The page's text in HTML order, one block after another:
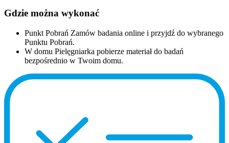
Gdzie można wykonać
Punkt Pobrań Zamów badania online i przyjdź do wybranego
Punktu Pobrań.
W domu Pielęgniarka pobierze materiał do badań
bezpośrednio w Twoim domu.